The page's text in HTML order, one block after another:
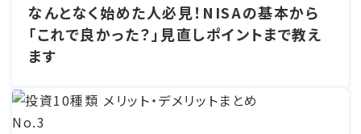
なんとなく始めた人必見！NISAの基本から
「これで良かった？」見直しポイントまで教え
ます
No.3